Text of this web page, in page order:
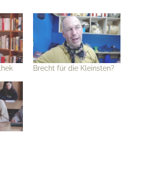
Brecht für die Kleinsten?